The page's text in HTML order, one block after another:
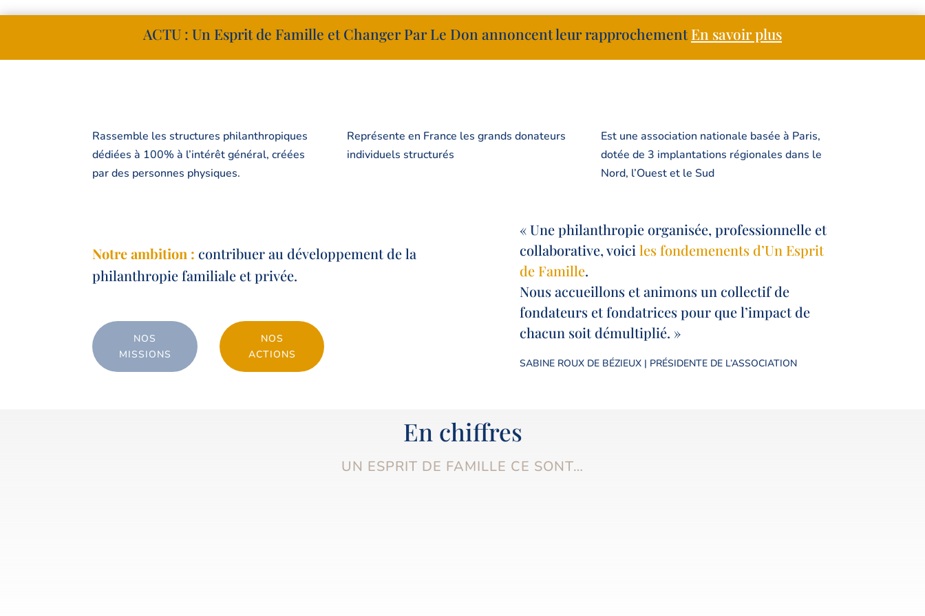
ACTU : Un Esprit de Famille et Changer Par Le Don annoncent leur rapprochementEn savoir plus
Rassemble les structures philanthropiques
dédiées à 100% à l’intérêt général, créées
par des personnes physiques.
Représente en France les grands donateurs
individuels structurés
Est une association nationale basée à Paris,
dotée de 3 implantations régionales dans le
Nord, l’Ouest et le Sud
Notre ambition : contribuer au développement de la
philanthropie familiale et privée.
NOS
MISSIONS
NOS
ACTIONS
« Une philanthropie organisée, professionnelle et
collaborative, voiciles fondemenents d’Un Esprit
de Famille.
Nous accueillons et animons un collectif de
fondateurs et fondatrices pour que l’impact de
chacun soit démultiplié. »
SABINE ROUX DE BÉZIEUX | PRÉSIDENTE DE L’ASSOCIATION
En chiffres
UN ESPRIT DE FAMILLE CE SONT…